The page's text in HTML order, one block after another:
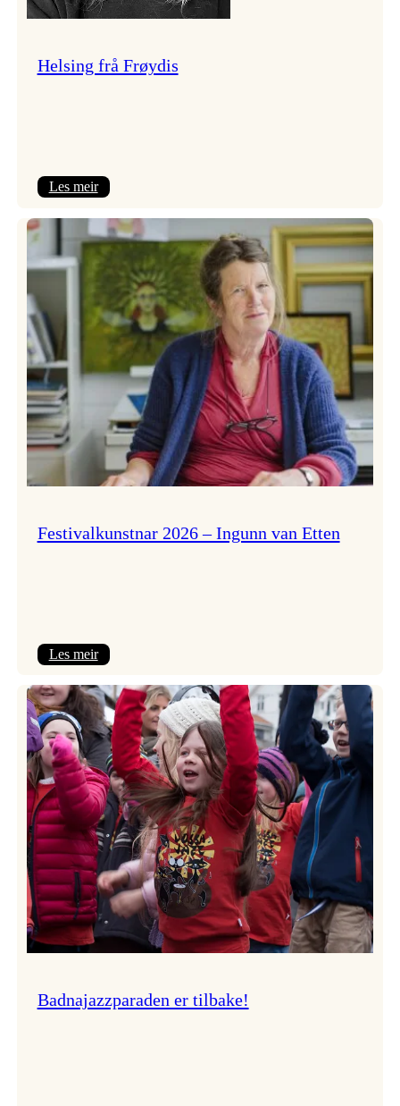
Helsing frå Frøydis
Les meir:
frå
Frøydis
Festivalkunstnar 2026 – Ingunn van Etten
Les meir:
2026
–
Ingunn van Etten
Badnajazzparaden er tilbake!